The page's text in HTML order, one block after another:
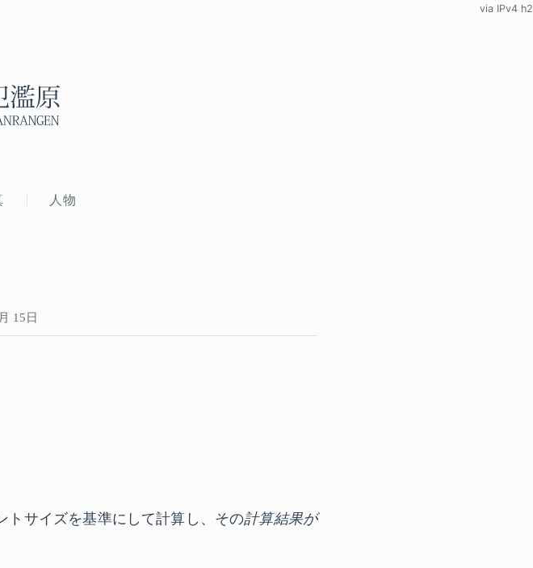
人物
via IPv4 h2
15日
サイズを基準にして計算し、その計算結果が